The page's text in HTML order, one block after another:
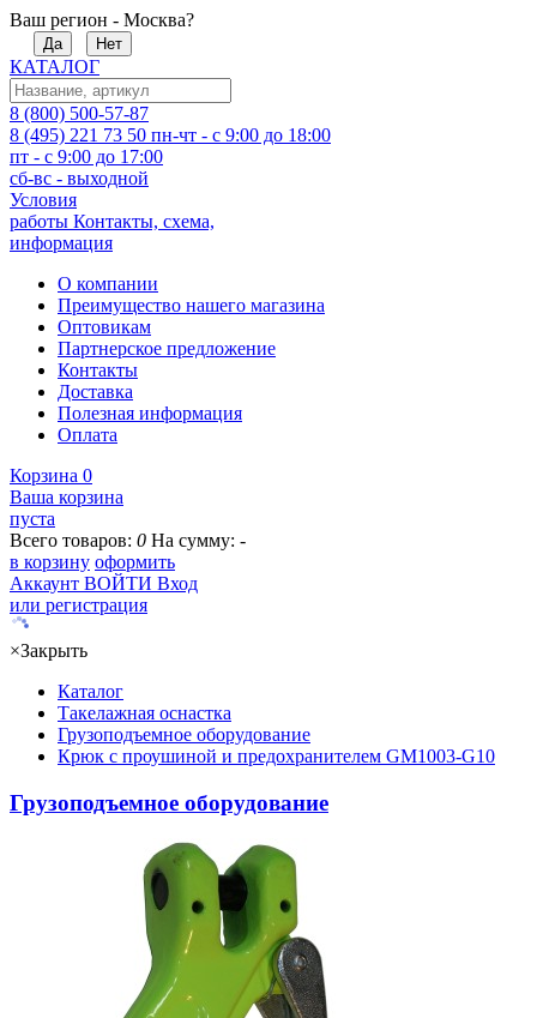
Ваш регион - Москва?
Да Нет
КАТАЛОГ
8 (800) 500-57-87
8 (495) 221 73 50 пн-чт - с 9:00 до 18:00
пт - с 9:00 до 17:00
сб-вс - выходной
Условия
работы Контакты, схема,
информация
О компании
Преимущество нашего магазина
Оптовикам
Партнерское предложение
Контакты
Доставка
Полезная информация
Оплата
Корзина 0
Ваша корзина
пуста
Всего товаров: 0 На сумму: -
в корзину оформить
Аккаунт ВОЙТИ Вход
или регистрация
×Закрыть
Каталог
Такелажная оснастка
Грузоподъемное оборудование
Крюк с проушиной и предохранителем GM1003-G10
Грузоподъемное оборудование